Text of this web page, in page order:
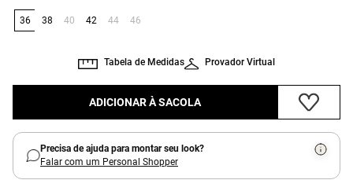
36 38 40 42 44 46
Provador Virtual
Tabela de Medidas
ADICIONAR À SACOLA
Precisa de ajuda para montar seu look?
Falar com um Personal Shopper